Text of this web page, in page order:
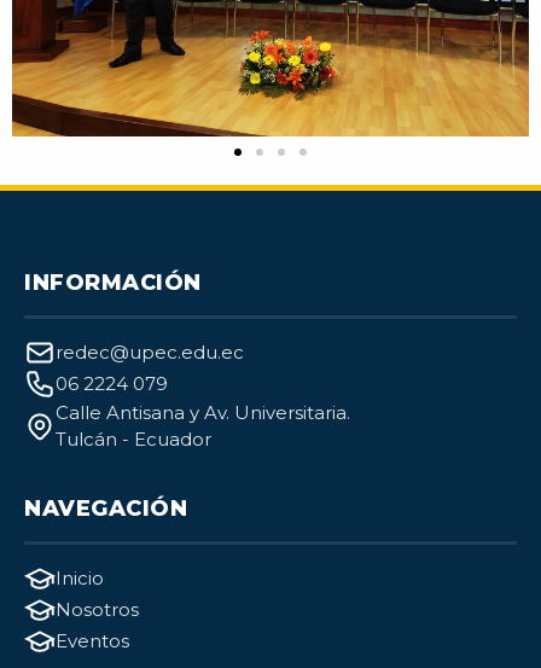
INFORMACIÓN
redec@upec.edu.ec
06 2224 079
Calle Antisana y Av. Universitaria.
Tulcán - Ecuador
NAVEGACIÓN
Inicio
Nosotros
Eventos